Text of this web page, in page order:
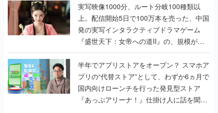
んだレジェンド2人に訊く開発秘話
実写映像1000分、ルート分岐100種類以
上。配信開始5日で100万本を売った、中国
発の実写インタラクティブドラマゲーム
『盛世天下：女帝への道II』の、規模が違
うこだわりをプロデューサーに聞いた
半年でアプリストアをオープン？ スマホア
プリの“代替ストア”として、わずか6ヵ月で
国内向けローンチを行った発見型ストア
『あっぷアリーナ！』仕掛け人に話を聞い